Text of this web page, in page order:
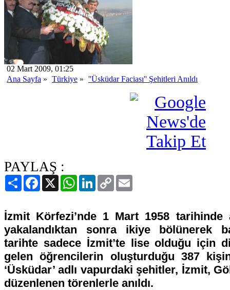
02 Mart 2009, 01:25
Ana Sayfa » Türkiye » ''Üsküdar Faciası'' Şehitleri Anıldı
PAYLAŞ :
PaylaşFacebook
X WhatsAppLinkedIn
Copy
Link
İzmit Körfezi’nde 1 Mart 1958 tarihinde
yakalandıktan sonra ikiye bölünerek
tarihte sadece İzmit’te lise olduğu için
gelen öğrencilerin oluşturduğu 387
‘Üsküdar’ adlı vapurdaki şehitler, İzmit,
düzenlenen törenlerle anıldı.